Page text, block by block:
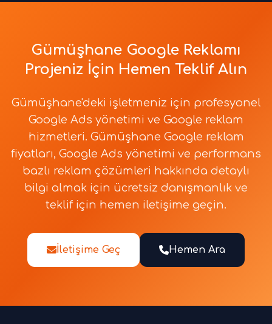
Gümüşhane Google Reklamı
Projeniz İçin Hemen Teklif Alın
Gümüşhane'deki işletmeniz için profesyonel
Google Ads yönetimi ve Google reklam
hizmetleri. Gümüşhane Google reklam
fiyatları, Google Ads yönetimi ve performans
bazlı reklam çözümleri hakkında detaylı
bilgi almak için ücretsiz danışmanlık ve
teklif için hemen iletişime geçin.
İletişime Geç Hemen Ara